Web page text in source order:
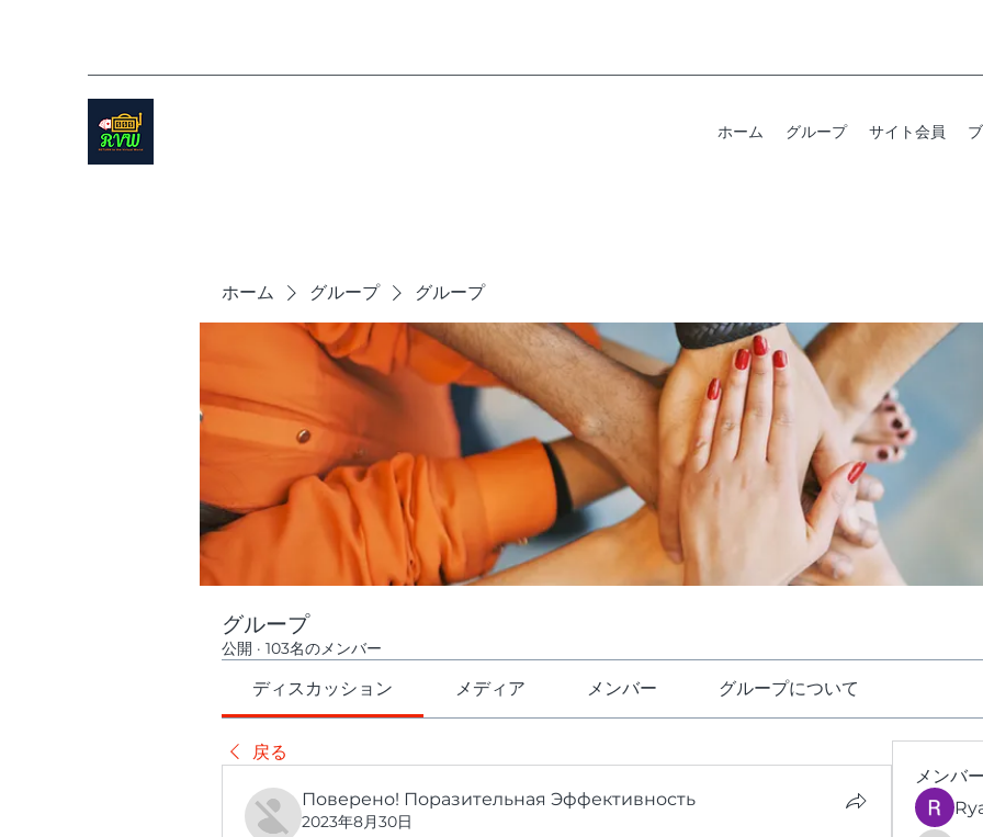
ホーム グループ サイト会員
ホーム グループ グループ
グループ
公開 · 103名のメンバー
ディスカッション メディア メンバー グループについて
戻る
Поверено! Поразительная Эффективность
2023年8月30日
メンバー